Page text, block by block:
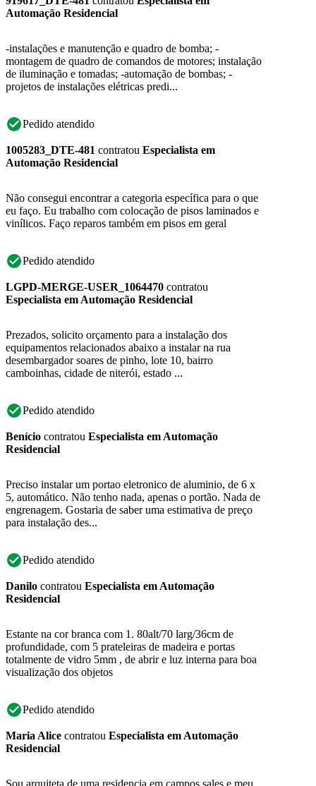
Automação Residencial
-instalações e manutenção e quadro de bomba; -
montagem de quadro de comandos de motores; instalação
de iluminação e tomadas; -automação de bombas; -
projetos de instalações elétricas predi...
Pedido atendido
1005283_DTE-481 contratou Especialista em
Automação Residencial
Não consegui encontrar a categoria específica para o que
eu faço. Eu trabalho com colocação de pisos laminados e
vinílicos. Faço reparos também em pisos em geral
Pedido atendido
LGPD-MERGE-USER_1064470 contratou
Especialista em Automação Residencial
Prezados, solicito orçamento para a instalação dos
equipamentos relacionados abaixo a instalar na rua
desembargador soares de pinho, lote 10, bairro
camboinhas, cidade de niterói, estado ...
Pedido atendido
Benício contratou Especialista em Automação
Residencial
Preciso instalar um portao eletronico de aluminio, de 6 x
5, automático. Não tenho nada, apenas o portão. Nada de
engrenagem. Gostaria de saber uma estimativa de preço
para instalação des...
Pedido atendido
Danilo contratou Especialista em Automação
Residencial
Estante na cor branca com 1. 80alt/70 larg/36cm de
profundidade, com 5 prateleiras de madeira e portas
totalmente de vidro 5mm , de abrir e luz interna para boa
visualização dos objetos
Pedido atendido
Maria Alice contratou Especialista em Automação
Residencial
Sou arquiteta de uma residencia em campos sales e meu